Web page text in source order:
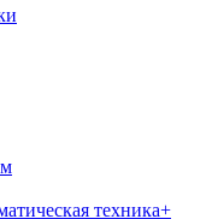
техника+